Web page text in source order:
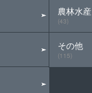
農林水産
(43)
その他
(115)